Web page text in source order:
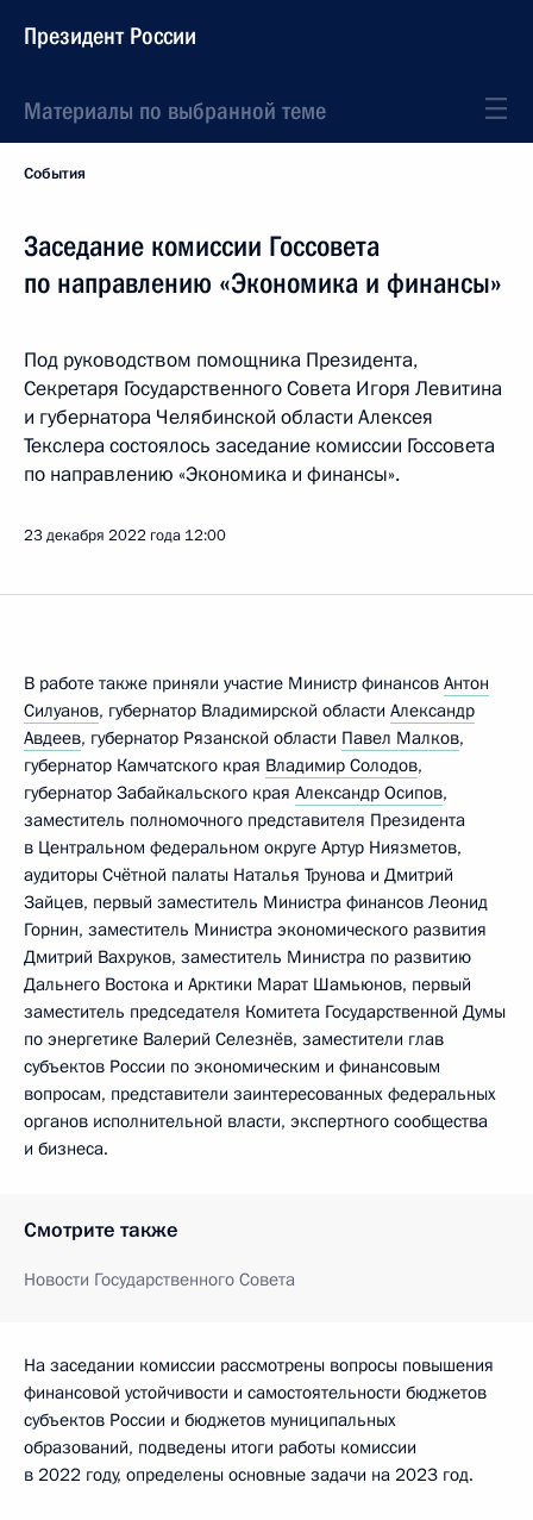
Президент России
Материалы по выбранной теме
События
Заседание комиссии Госсовета
по направлению «Экономика и финансы»
Под руководством помощника Президента,
Секретаря Государственного Совета Игоря Левитина
и губернатора Челябинской области Алексея
Текслера состоялось заседание комиссии Госсовета
по направлению «Экономика и финансы».
23 декабря 2022 года 12:00
В работе также приняли участие Министр финансов Антон
Силуанов, губернатор Владимирской области Александр
Авдеев, губернатор Рязанской области Павел Малков,
губернатор Камчатского края Владимир Солодов,
губернатор Забайкальского края Александр Осипов,
заместитель полномочного представителя Президента
в Центральном федеральном округе Артур Ниязметов,
аудиторы Счётной палаты Наталья Трунова и Дмитрий
Зайцев, первый заместитель Министра финансов Леонид
Горнин, заместитель Министра экономического развития
Дмитрий Вахруков, заместитель Министра по развитию
Дальнего Востока и Арктики Марат Шамьюнов, первый
заместитель председателя Комитета Государственной Думы
по энергетике Валерий Селезнёв, заместители глав
субъектов России по экономическим и финансовым
вопросам, представители заинтересованных федеральных
органов исполнительной власти, экспертного сообщества
и бизнеса.
Смотрите также
Новости Государственного Совета
На заседании комиссии рассмотрены вопросы повышения
финансовой устойчивости и самостоятельности бюджетов
субъектов России и бюджетов муниципальных
образований, подведены итоги работы комиссии
в 2022 году, определены основные задачи на 2023 год.